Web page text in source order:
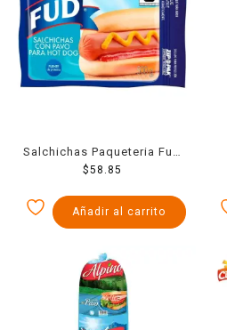
Salchichas Paqueteria Fud
Hot Dog 500 Grs
$58.85
Añadir al carrito